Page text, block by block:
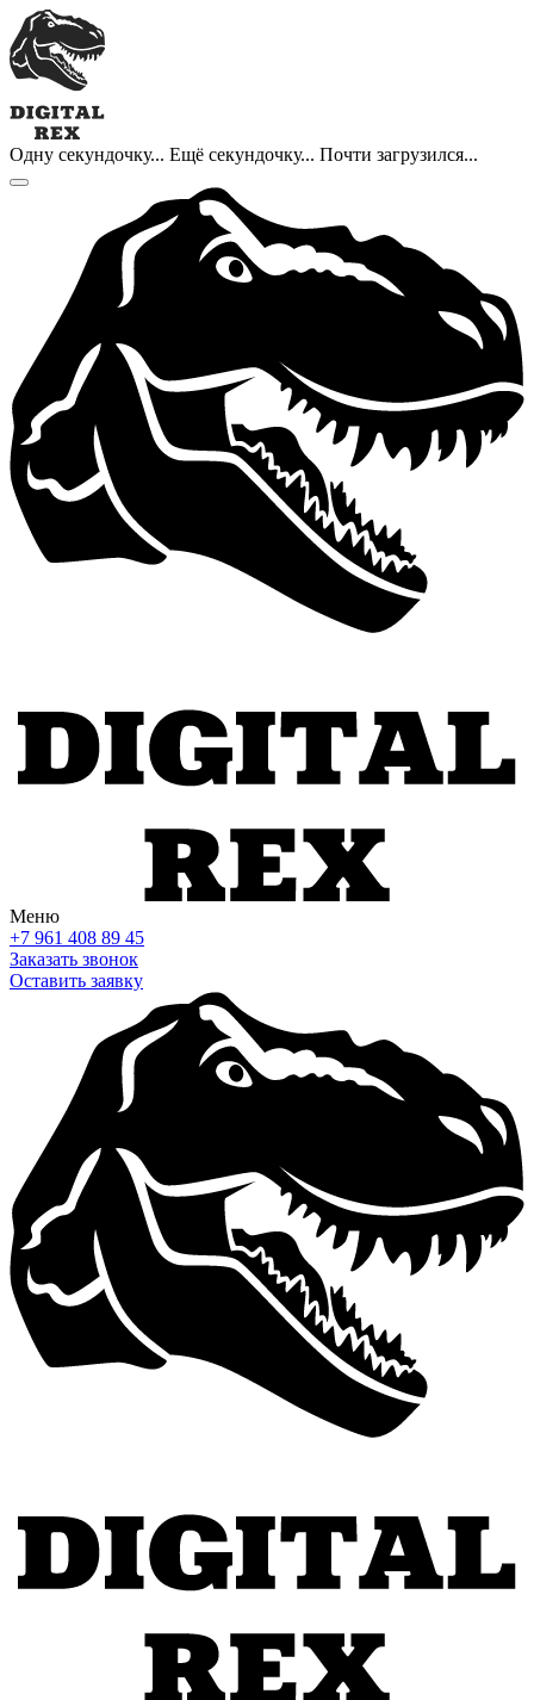
Одну секундочку... Ещё секундочку... Почти загрузился...
Меню
+7 961 408 89 45
Заказать звонок
Оставить заявку